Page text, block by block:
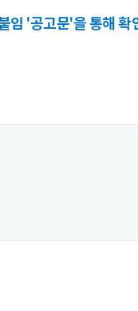
임 '공고문'을 통해 확